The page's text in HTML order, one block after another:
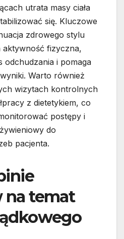
utrata masy ciała
się. Kluczowe
zdrowego stylu
fizyczna,
odchudzania i pomaga
Warto również
wizytach kontrolnych
z dietetykiem, co
postępy i
do
pacjenta.
na temat